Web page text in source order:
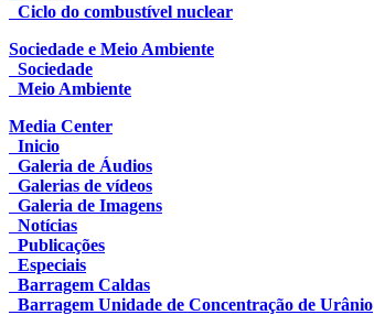
Ciclo do combustível nuclear
Sociedade e Meio Ambiente
Sociedade
Meio Ambiente
Media Center
Inicio
Galeria de Áudios
Galerias de vídeos
Galeria de Imagens
Notícias
Publicações
Especiais
Barragem Caldas
Barragem Unidade de Concentração de Urânio